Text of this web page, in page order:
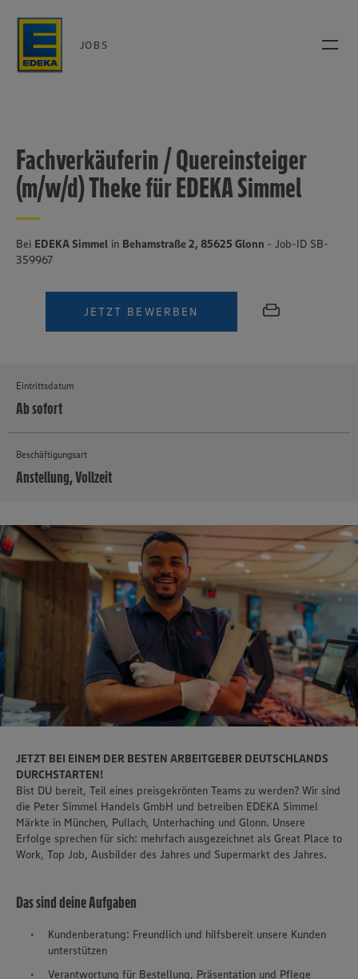
JOBS
Fachverkäuferin / Quereinsteiger
(m/w/d) Theke für EDEKA Simmel
Bei EDEKA Simmel in Behamstraße 2, 85625 Glonn - Job-ID SB-
359967
JETZT BEWERBEN
Eintrittsdatum
Ab sofort
Beschäftigungsart
Anstellung, Vollzeit
JETZT BEI EINEM DER BESTEN ARBEITGEBER DEUTSCHLANDS
DURCHSTARTEN!
Bist DU bereit, Teil eines preisgekrönten Teams zu werden? Wir sind
die Peter Simmel Handels GmbH und betreiben EDEKA Simmel
Märkte in München, Pullach, Unterhaching und Glonn. Unsere
Erfolge sprechen für sich: mehrfach ausgezeichnet als Great Place to
Work, Top Job, Ausbilder des Jahres und Supermarkt des Jahres.
Das sind deine Aufgaben
Kundenberatung: Freundlich und hilfsbereit unsere Kunden
unterstützen
Verantwortung für Bestellung, Präsentation und Pflege